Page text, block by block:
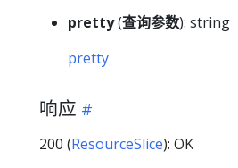
pretty(查询参数): string
pretty
响应
200 (ResourceSlice): OK